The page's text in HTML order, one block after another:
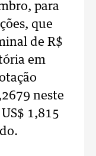
para
que
de R$
em
neste
1,815